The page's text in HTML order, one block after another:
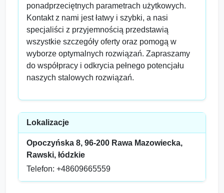
ponadprzeciętnych parametrach użytkowych.
Kontakt z nami jest łatwy i szybki, a nasi
specjaliści z przyjemnością przedstawią
wszystkie szczegóły oferty oraz pomogą w
wyborze optymalnych rozwiązań. Zapraszamy
do współpracy i odkrycia pełnego potencjału
naszych stalowych rozwiązań.
Lokalizacje
Opoczyńska 8, 96-200 Rawa Mazowiecka,
Rawski, łódzkie
Telefon: +48609665559